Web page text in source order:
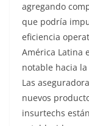
agregando
que podría
eficiencia
América Latina
notable hacia la
Las
nuevos
insurtechs